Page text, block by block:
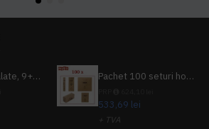
Pachet 10 halate, 9+1 gratuit Pachet 100 seturi hoteliere, set dentar, set barbierit, casca de dus, pila unghii, set cusut
533,69 lei
+ TVA